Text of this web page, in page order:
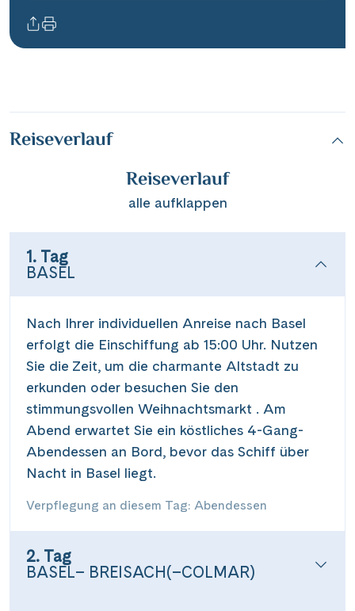
Reiseverlauf
Reiseverlauf
alle aufklappen
1. Tag
BASEL
Nach Ihrer individuellen Anreise nach Basel
erfolgt die Einschiffung ab 15:00 Uhr. Nutzen
Sie die Zeit, um die charmante Altstadt zu
erkunden oder besuchen Sie den
stimmungsvollen Weihnachtsmarkt . Am
Abend erwartet Sie ein köstliches 4-Gang-
Abendessen an Bord, bevor das Schiff über
Nacht in Basel liegt.
Verpflegung an diesem Tag: Abendessen
2. Tag
BASEL– BREISACH(–COLMAR)